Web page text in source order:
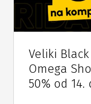
Veliki
Omega
50% od 14.